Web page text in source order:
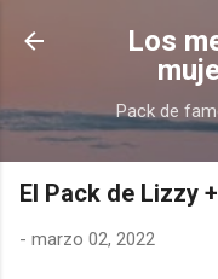
Ir al
Los
Pack de
El Pack de Lizzy
- marzo 02, 2022